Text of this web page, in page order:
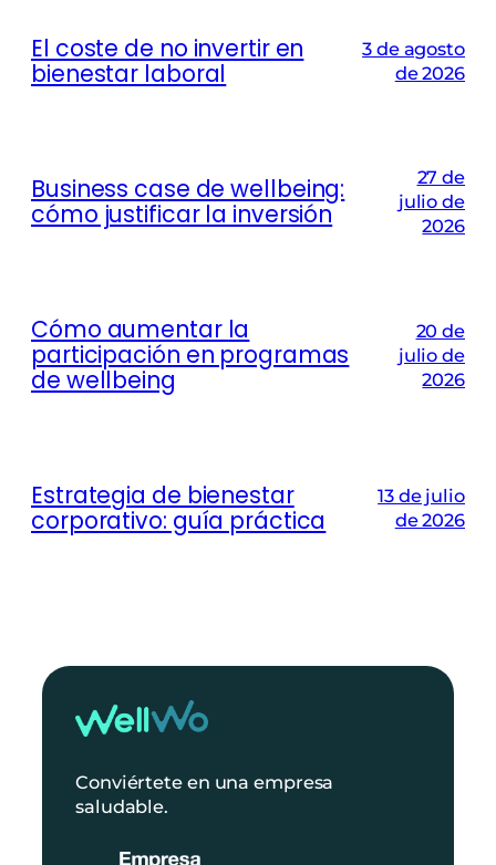
El coste de no invertir en
bienestar laboral
3 de agosto
de 2026
Business case de wellbeing:
cómo justificar la inversión
27 de
julio de
2026
Cómo aumentar la
participación en programas
de wellbeing
20 de
julio de
2026
Estrategia de bienestar
corporativo: guía práctica
13 de julio
de 2026
Conviértete en una empresa
saludable.